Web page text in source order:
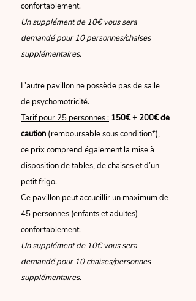
confortablement.
Un supplément de 10€ vous sera
demandé pour 10 personnes/chaises
supplémentaires.
L’autre pavillon ne possède pas de salle
de psychomotricité.
Tarif pour 25 personnes : 150€ + 200€ de
caution (remboursable sous condition*),
ce prixcomprend également la mise à
disposition de tables, de chaiseset d’un
petit frigo.
Ce pavillon peut accueillir un maximum de
45 personnes (enfants et adultes)
confortablement.
Un supplément de 10€ vous sera
demandé pour 10 chaises/personnes
supplémentaires.